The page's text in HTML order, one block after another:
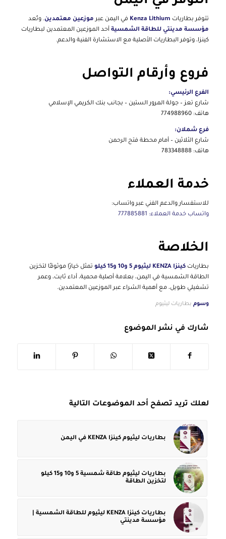
تتوفر بطاريات Kenza Lithium في اليمن عبرموزعين معتمدين. وتُعد
مؤسسة مدينتي للطاقة الشمسيةأحد الموزعين المعتمدين لبطاريات
كينزا، وتوفر البطاريات الأصلية مع الاستشارة الفنية والدعم.
فروع وأرقام التواصل
الفرع الرئيسي:
شارع تعز – جولة المرور الستين – بجانب بنك الكريمي الإسلامي
هاتف: 774988960
فرع شملان:
شارع الثلاثين – أمام محطة فتح الرحمن
هاتف: 783348888
خدمة العملاء
للاستفسار والدعم الفني عبر واتساب:
واتساب خدمة العملاء: 777885881
الخلاصة
بطاريات كينزا KENZA ليثيوم 5 و10 و15 كيلو
تمثل خيارًا موثوقًا لتخزين
الطاقة الشمسية في اليمن، بعلامة أصلية محمية، أداء ثابت، وعمر
تشغيلي طويل، مع أهمية الشراء عبر الموزعين المعتمدين.
وسوم بطاريات ليثيوم
شارك في نشر الموضوع
لعلك تريد تصفح أحد الموضوعات التالية
بطاريات ليثيوم كينزا KENZA في اليمن
بطاريات ليثيوم طاقة شمسية 5 و10 و15 كيلو
لتخزين الطاقة
بطاريات كينزا KENZA ليثيوم للطاقة الشمسية |
مؤسسة مدينتي